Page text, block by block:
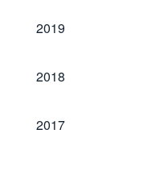
2019
2019
2018
2018
2017
2017